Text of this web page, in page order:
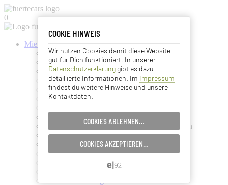
COOKIE HINWEIS
Wir nutzen Cookies damit diese Website
gut für Dich funktioniert. In unserer
Datenschutzerklärung gibt es dazu
detaillierte Informationen. Im Impressum
findest du weitere Hinweise und unsere
Kontaktdaten.
COOKIES ABLEHNEN…
COOKIES AKZEPTIEREN…
Essentielle Cookies
Analyse Cookies
EINSTELLUNGEN SPEICHERN…
ABBRECHEN…
0
Mietwagen buchen
Kanaren Mietwagen
Fuerteventura Mietwagen
Gran Canaria Mietwagen
Lanzarote Mietwagen
La Palma Mietwagen
La Gomera Mietwagen
Teneriffa Mietwagen
El Hierro Mietwagen
Kanaren-Mietwagen ohne Kreditkarte buchen
Mietwagen ohne Kreditkarte
Kanaren Kreuzfahrt + Inselhüpfen
Mietwagen zum Inselhüpfen
Mietwagen für Kreuzfahrer